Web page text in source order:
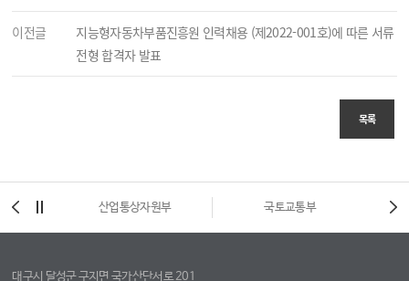
이전글
지능형자동차부품진흥원 인력채용 (제2022-001호)에 따른 서류
전형 합격자 발표
목록
산업통상자원부 국토교통부
대구시 달성군 구지면 국가산단서로 201